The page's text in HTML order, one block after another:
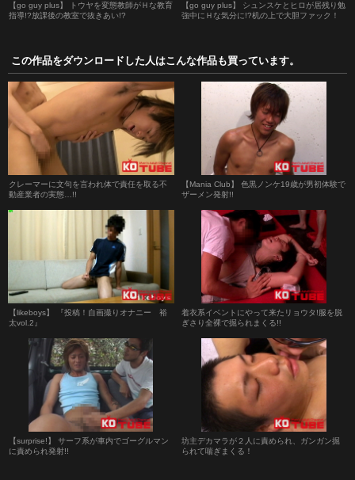
【go guy plus】 トウヤを変態教師がＨな教育
指導!?放課後の教室で抜きあい!?
【go guy plus】 シュンスケとヒロが居残り勉
強中にＨな気分に!?机の上で大胆ファック！
この作品をダウンロードした人はこんな作品も買っています。
クレーマーに文句を言われ体で責任を取る不
動産業者の実態…!!
【Mania Club】 色黒ノンケ19歳が男初体験で
ザーメン発射!!
【likeboys】 『投稿！自画撮りオナニー 裕
太vol.2』
着衣系イベントにやって来たリョウタ!服を脱
ぎさり全裸で掘られまくる!!
【surprise!】 サーフ系が車内でゴーグルマン
に責められ発射!!
坊主デカマラが２人に責められ、ガンガン掘
られて喘ぎまくる！